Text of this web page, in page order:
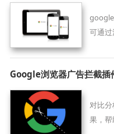
可通
Google浏览器广告拦截插
对比
果，帮